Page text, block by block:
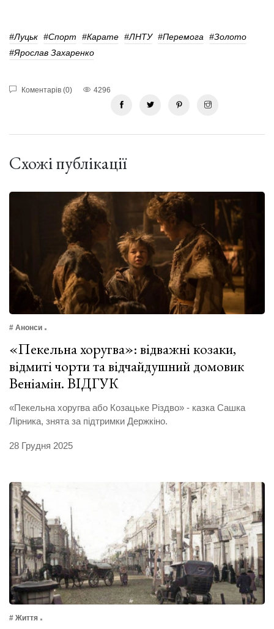
#Луцьк #Спорт #карате #ЛНТУ #перемога #золото
#Ярослав Захаренко
Коментарів (0) 4296
Схожі публікації
# Анонси
«Пекельна хоругва»: відважні козаки,
відмиті чорти та відчайдушний домовик
Веніамін. ВІДГУК
«Пекельна хоругва або Козацьке Різдво» - казка Сашка
Лірника, знята за підтримки Держкіно.
28 Грудня 2025
# Життя